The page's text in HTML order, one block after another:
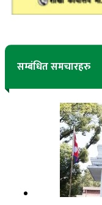
सम्बंधित समचारहरु